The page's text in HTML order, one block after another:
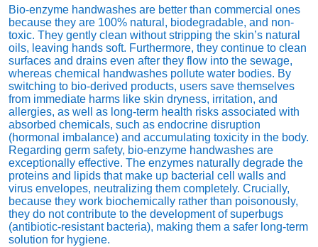
Bio-enzyme handwashes are better than commercial ones
because they are 100% natural, biodegradable, and non-
toxic. They gently clean without stripping the skin’s natural
oils, leaving hands soft. Furthermore, they continue to clean
surfaces and drains even after they flow into the sewage,
whereas chemical handwashes pollute water bodies. By
switching to bio-derived products, users save themselves
from immediate harms like skin dryness, irritation, and
allergies, as well as long-term health risks associated with
absorbed chemicals, such as endocrine disruption
(hormonal imbalance) and accumulating toxicity in the body.
Regarding germ safety, bio-enzyme handwashes are
exceptionally effective. The enzymes naturally degrade the
proteins and lipids that make up bacterial cell walls and
virus envelopes, neutralizing them completely. Crucially,
because they work biochemically rather than poisonously,
they do not contribute to the development of superbugs
(antibiotic-resistant bacteria), making them a safer long-term
solution for hygiene.